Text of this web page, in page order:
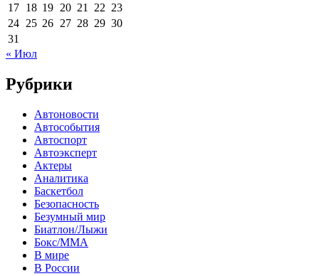
17 18 19 20 21 22 23
24 25 26 27 28 29 30
31
« Июл
Рубрики
Автоновости
Автособытия
Автоспорт
Автоэксперт
Актеры
Аналитика
Баскетбол
Безопасность
Безумный мир
Биатлон/Лыжи
Бокс/MMA
В мире
В России